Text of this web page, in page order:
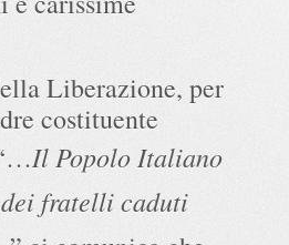
Liberazione, per
costituente
Il Popolo Italiano
fratelli caduti